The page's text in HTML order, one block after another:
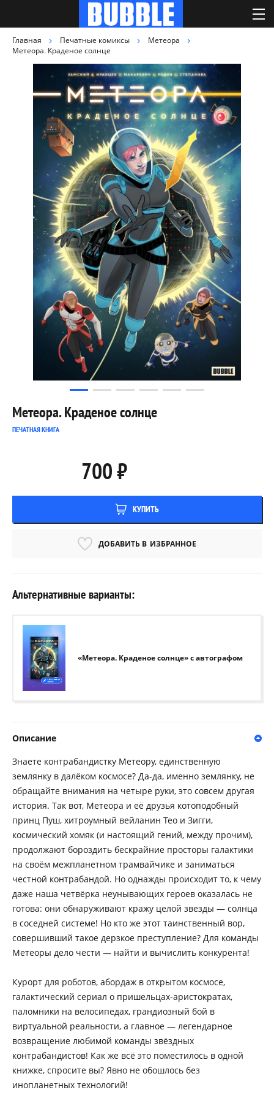
Главная Печатные комиксы
Метеора
Метеора. Краденое солнце
Метеора. Краденое солнце
ПЕЧАТНАЯ КНИГА
700 ₽
КУПИТЬ
ДОБАВИТЬ В ИЗБРАННОЕ
Альтернативные варианты:
«Метеора. Краденое солнце» с автографом
Описание
Знаете контрабандистку Метеору, единственную
землянку в далёком космосе? Да-да, именно землянку, не
обращайте внимания на четыре руки, это совсем другая
история. Так вот, Метеора и её друзья котоподобный
принц Пуш, хитроумный вейланин Тео и Зигги,
космический хомяк (и настоящий гений, между прочим),
продолжают бороздить бескрайние просторы галактики
на своём межпланетном трамвайчике и заниматься
честной контрабандой. Но однажды происходит то, к чему
даже наша четвёрка неунывающих героев оказалась не
готова: они обнаруживают кражу целой звезды — солнца
в соседней системе! Но кто же этот таинственный вор,
совершивший такое дерзкое преступление? Для команды
Метеоры дело чести — найти и вычислить конкурента!
Курорт для роботов, абордаж в открытом космосе,
галактический сериал о пришельцах-аристократах,
паломники на велосипедах, грандиозный бой в
виртуальной реальности, а главное — легендарное
возвращение любимой команды звёздных
контрабандистов! Как же всё это поместилось в одной
книжке, спросите вы? Явно не обошлось без
инопланетных технологий!